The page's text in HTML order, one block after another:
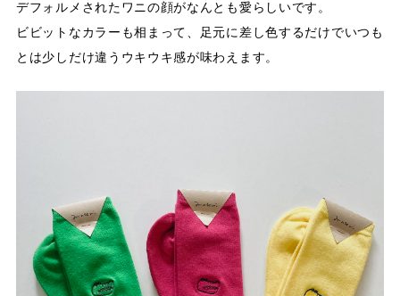
デフォルメされたワニの顔がなんとも愛らしいです。
ビビットなカラーも相まって、足元に差し色するだけでいつも
とは少しだけ違うウキウキ感が味わえます。